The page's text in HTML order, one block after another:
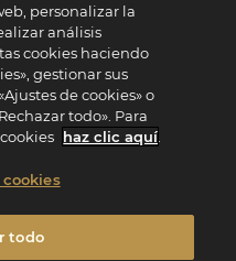
B Lab, una organización privada sin
que han superado con éxito la
los requisitos de B Lab en cuanto a
y transparencia. B Lab no es
en el sentido del Reglamento (UE) nº
Los criterios BIA son distintos e
emitidas por las normas ISO u otros
personalizar la
análisis
cookies haciendo
gestionar sus
de cookies» o
todo». Para
haz clic aquí
todo